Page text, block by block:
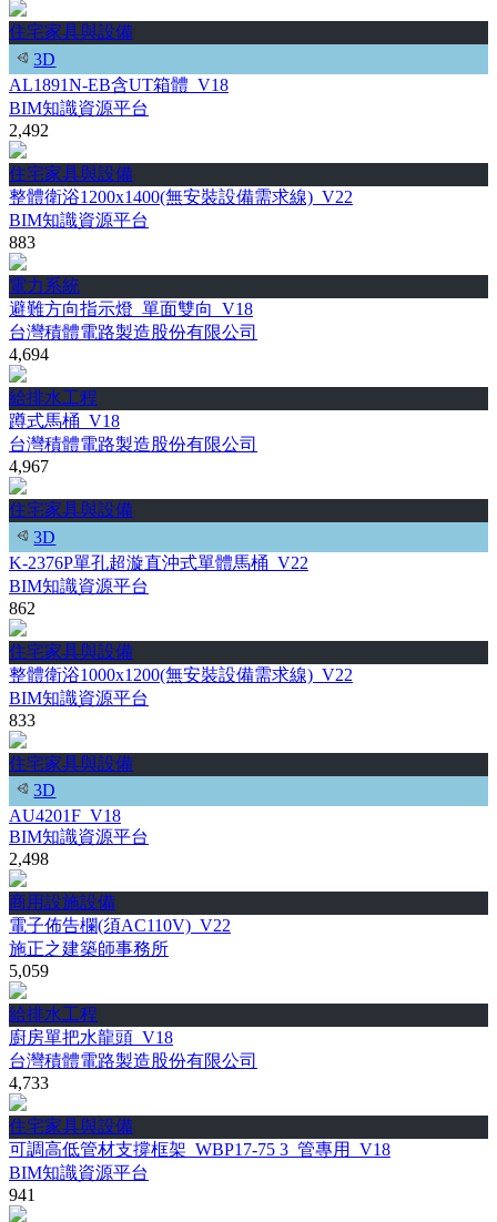
住宅家具與設備
3D
AL1891N-EB含UT箱體_V18
BIM知識資源平台
2,492
住宅家具與設備
整體衛浴1200x1400(無安裝設備需求線)_V22
BIM知識資源平台
883
電力系統
避難方向指示燈_單面雙向_V18
台灣積體電路製造股份有限公司
4,694
給排水工程
蹲式馬桶_V18
台灣積體電路製造股份有限公司
4,967
住宅家具與設備
3D
K-2376P單孔超漩直沖式單體馬桶_V22
BIM知識資源平台
862
住宅家具與設備
整體衛浴1000x1200(無安裝設備需求線)_V22
BIM知識資源平台
833
住宅家具與設備
3D
AU4201F_V18
BIM知識資源平台
2,498
商用設施設備
電子佈告欄(須AC110V)_V22
施正之建築師事務所
5,059
給排水工程
廚房單把水龍頭_V18
台灣積體電路製造股份有限公司
4,733
住宅家具與設備
可調高低管材支撐框架_WBP17-75 3_管專用_V18
BIM知識資源平台
941